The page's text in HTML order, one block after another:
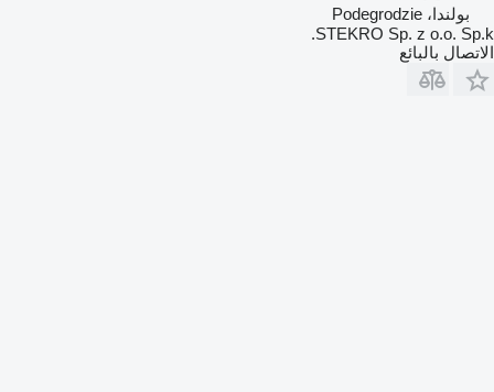
بولندا، Podegrodzie
STEKRO Sp. z o.o. Sp.k.
الاتصال بالبائع